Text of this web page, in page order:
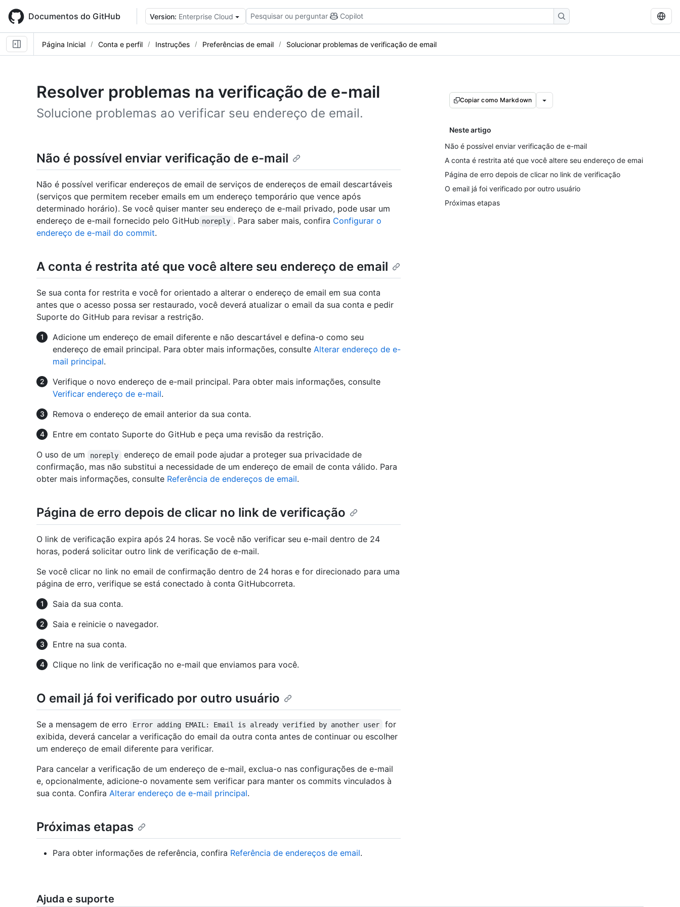
main
content
Documentos do GitHub Version: Enterprise Cloud Pesquisar ou perguntar Copilot
Página Inicial Conta e perfil Instruções Preferências de email Solucionar problemas de verificação de email
Resolver problemas na verificação de e-mail
Solucione problemas ao verificar seu endereço de email.
Copiar como Markdown
Neste artigo
Não é possível enviar verificação de e-mail
A conta é restrita até que você altere seu endereço de email
Página de erro depois de clicar no link de verificação
O email já foi verificado por outro usuário
Próximas etapas
Não é possível enviar verificação de e-mail
Não é possível verificar endereços de email de serviços de endereços de email descartáveis
(serviços que permitem receber emails em um endereço temporário que vence após
determinado horário). Se você quiser manter seu endereço de e-mail privado, pode usar um
endereço de e-mail fornecido pelo GitHub noreply . Para saber mais, confira Configurar o
endereço de e-mail do commit.
A conta é restrita até que você altere seu endereço de email
Se sua conta for restrita e você for orientado a alterar o endereço de email em sua conta
antes que o acesso possa ser restaurado, você deverá atualizar o email da sua conta e pedir
Suporte do GitHub para revisar a restrição.
Adicione um endereço de email diferente e não descartável e defina-o como seu
endereço de email principal. Para obter mais informações, consulte Alterar endereço de e-
mail principal.
Verifique o novo endereço de e-mail principal. Para obter mais informações, consulte
Verificar endereço de e-mail.
Remova o endereço de email anterior da sua conta.
Entre em contato Suporte do GitHub e peça uma revisão da restrição.
O uso de um
noreply
endereço de email pode ajudar a proteger sua privacidade de
confirmação, mas não substitui a necessidade de um endereço de email de conta válido. Para
obter mais informações, consulte Referência de endereços de email.
Página de erro depois de clicar no link de verificação
O link de verificação expira após 24 horas. Se você não verificar seu e-mail dentro de 24
horas, poderá solicitar outro link de verificação de e-mail.
Se você clicar no link no email de confirmação dentro de 24 horas e for direcionado para uma
página de erro, verifique se está conectado à conta GitHubcorreta.
Saia da sua conta.
Saia e reinicie o navegador.
Entre na sua conta.
Clique no link de verificação no e-mail que enviamos para você.
O email já foi verificado por outro usuário
Se a mensagem de erro Error adding EMAIL: Email is already verified by another user
for
exibida, deverá cancelar a verificação do email da outra conta antes de continuar ou escolher
um endereço de email diferente para verificar.
Para cancelar a verificação de um endereço de e-mail, exclua-o nas configurações de e-mail
e, opcionalmente, adicione-o novamente sem verificar para manter os commits vinculados à
sua conta. Confira Alterar endereço de e-mail principal.
Próximas etapas
Para obter informações de referência, confira Referência de endereços de email.
Ajuda e suporte